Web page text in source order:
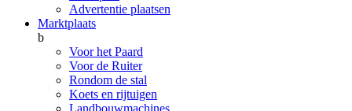
Advertentie plaatsen
Marktplaats
b
Voor het Paard
Voor de Ruiter
Rondom de stal
Koets en rijtuigen
Landbouwmachines